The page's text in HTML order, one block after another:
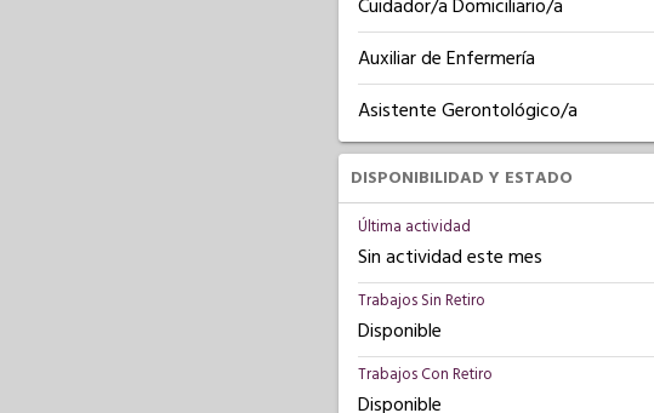
Cuidador/a Domiciliario/a
Auxiliar de Enfermería
Asistente Gerontológico/a
DISPONIBILIDAD Y ESTADO
Última actividad
Sin actividad este mes
Trabajos Sin Retiro
Disponible
Trabajos Con Retiro
Disponible